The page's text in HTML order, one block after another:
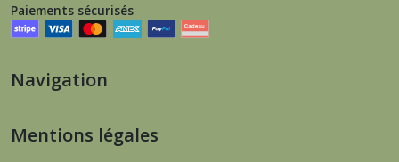
Paiements sécurisés
Navigation
Mentions légales